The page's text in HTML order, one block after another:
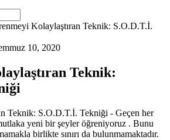
Kolaylaştıran Teknik: S.O.D.T.İ.
10, 2020
Teknik:
Teknik: S.O.D.T.İ. Tekniği - Geçen her
yeni bir şeyler öğreniyoruz . Bunu
birlikte sınırı da bulunmamaktadır.